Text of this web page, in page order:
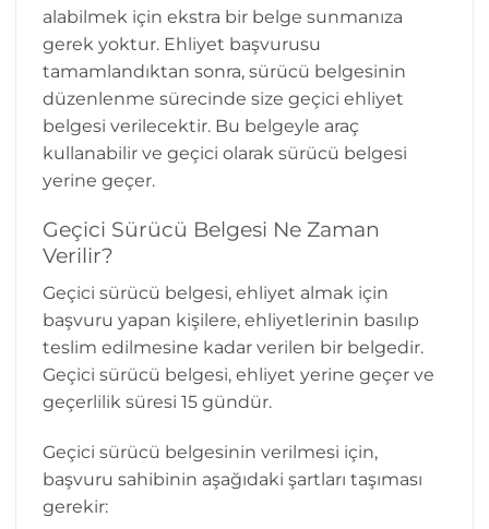
alabilmek için ekstra bir belge sunmanıza
gerek yoktur. Ehliyet başvurusu
tamamlandıktan sonra, sürücü belgesinin
düzenlenme sürecinde size geçici ehliyet
belgesi verilecektir. Bu belgeyle araç
kullanabilir ve geçici olarak sürücü belgesi
yerine geçer.
Geçici Sürücü Belgesi Ne Zaman
Verilir?
Geçici sürücü belgesi, ehliyet almak için
başvuru yapan kişilere, ehliyetlerinin basılıp
teslim edilmesine kadar verilen bir belgedir.
Geçici sürücü belgesi, ehliyet yerine geçer ve
geçerlilik süresi 15 gündür.
Geçici sürücü belgesinin verilmesi için,
başvuru sahibinin aşağıdaki şartları taşıması
gerekir: